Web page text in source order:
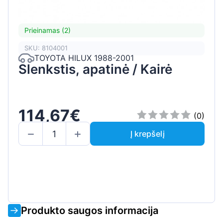
Prieinamas (2)
SKU: 8104001
TOYOTA HILUX 1988-2001
Slenkstis, apatinė / Kairė
114,67€
(0)
Į krepšelį
Produkto saugos informacija